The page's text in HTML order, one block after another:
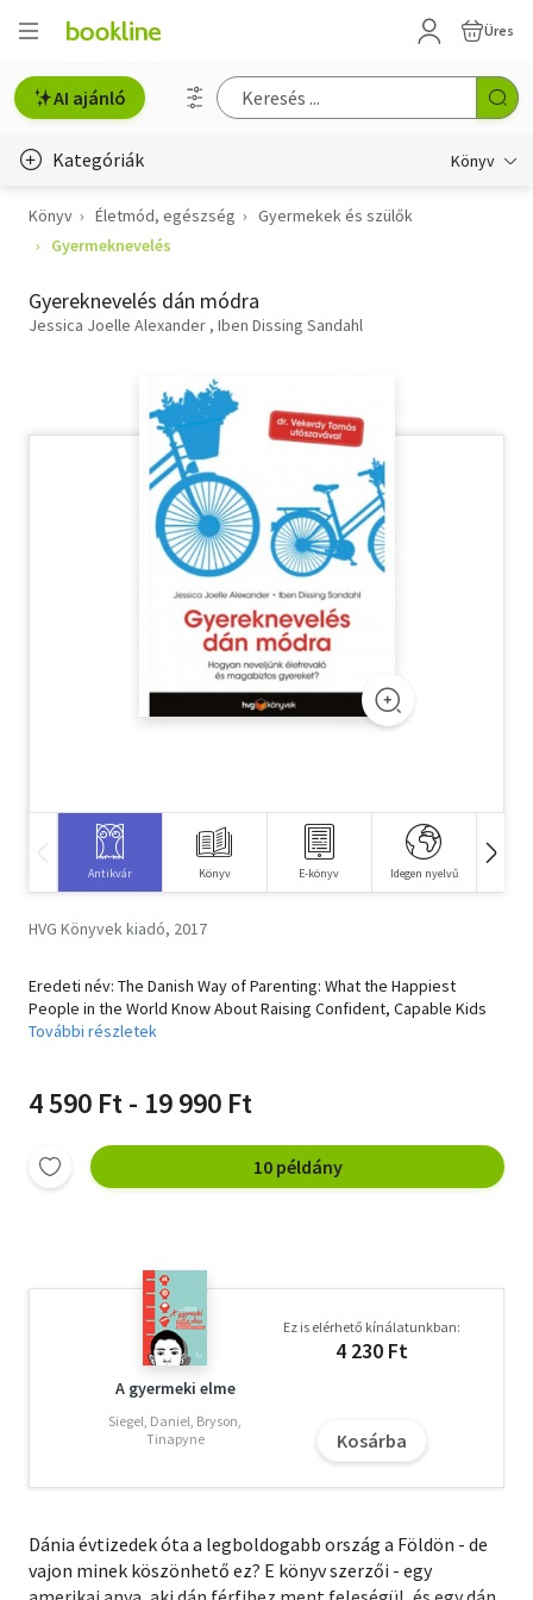
Üres
AI ajánló
Kategóriák Könyv
Életmód, egészség
Gyermek- és ifjúsági
Tankönyv, segédkönyv
Könyv Életmód, egészség
Gyermekek és szülők
Gyermeknevelés
Gyereknevelés dán módra
Jessica Joelle Alexander Iben Dissing Sandahl
Antikvár Könyv E-könyv Idegen nyelvű
HVG Könyvek kiadó, 2017
Eredeti név: The Danish Way of Parenting: What the Happiest
People in the World Know About Raising Confident, Capable Kids
További részletek
4 590 Ft - 19 990 Ft
10 példány
A gyermeki elme
Siegel, Daniel, Bryson,
Tinapyne
Ez is elérhető kínálatunkban:
4 230 Ft
Kosárba
Dánia évtizedek óta a legboldogabb ország a Földön - de
vajon minek köszönhető ez? E könyv szerzői - egy